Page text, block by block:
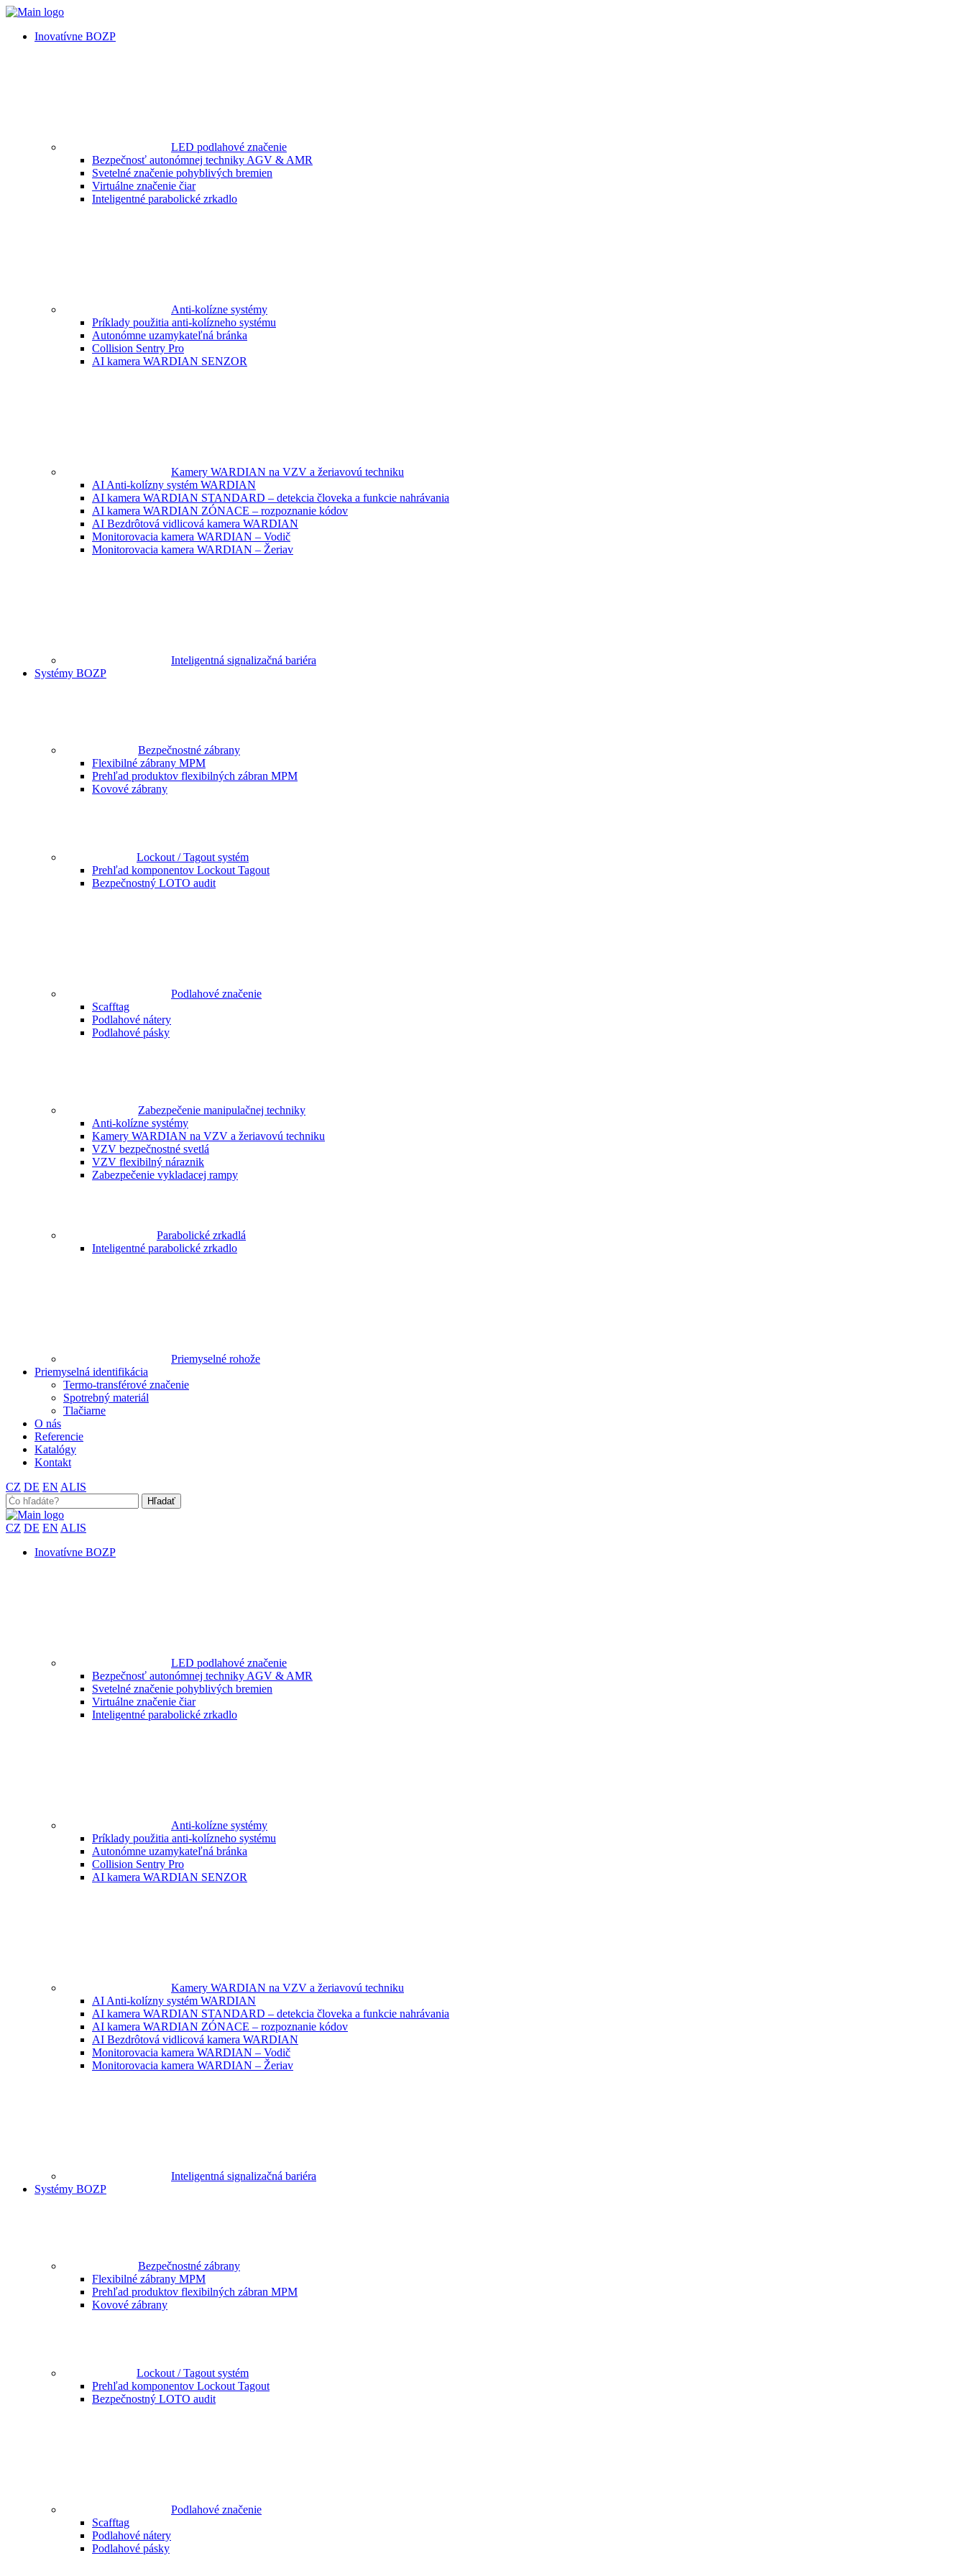
Inovatívne BOZP
LED podlahové značenie
Bezpečnosť autonómnej techniky AGV & AMR
Svetelné značenie pohyblivých bremien
Virtuálne značenie čiar
Inteligentné parabolické zrkadlo
Anti-kolízne systémy
Príklady použitia anti-kolízneho systému
Autonómne uzamykateľná bránka
Collision Sentry Pro
AI kamera WARDIAN SENZOR
Kamery WARDIAN na VZV a žeriavovú techniku
AI Anti-kolízny systém WARDIAN
AI kamera WARDIAN STANDARD – detekcia človeka a funkcie nahrávania
AI kamera WARDIAN ZÓNACE – rozpoznanie kódov
AI Bezdrôtová vidlicová kamera WARDIAN
Monitorovacia kamera WARDIAN – Vodič
Monitorovacia kamera WARDIAN – Žeriav
Inteligentná signalizačná bariéra
Systémy BOZP
Bezpečnostné zábrany
Flexibilné zábrany MPM
Prehľad produktov flexibilných zábran MPM
Kovové zábrany
Lockout / Tagout systém
Prehľad komponentov Lockout Tagout
Bezpečnostný LOTO audit
Podlahové značenie
Scafftag
Podlahové nátery
Podlahové pásky
Zabezpečenie manipulačnej techniky
Anti-kolízne systémy
Kamery WARDIAN na VZV a žeriavovú techniku
VZV bezpečnostné svetlá
VZV flexibilný náraznik
Zabezpečenie vykladacej rampy
Parabolické zrkadlá
Inteligentné parabolické zrkadlo
Priemyselné rohože
Priemyselná identifikácia
Termo-transférové značenie
Spotrebný materiál
Tlačiarne
O nás
Referencie
Katalógy
Kontakt
CZ DE EN ALIS
Search
for:
CZ DE EN ALIS
Inovatívne BOZP
LED podlahové značenie
Bezpečnosť autonómnej techniky AGV & AMR
Svetelné značenie pohyblivých bremien
Virtuálne značenie čiar
Inteligentné parabolické zrkadlo
Anti-kolízne systémy
Príklady použitia anti-kolízneho systému
Autonómne uzamykateľná bránka
Collision Sentry Pro
AI kamera WARDIAN SENZOR
Kamery WARDIAN na VZV a žeriavovú techniku
AI Anti-kolízny systém WARDIAN
AI kamera WARDIAN STANDARD – detekcia človeka a funkcie nahrávania
AI kamera WARDIAN ZÓNACE – rozpoznanie kódov
AI Bezdrôtová vidlicová kamera WARDIAN
Monitorovacia kamera WARDIAN – Vodič
Monitorovacia kamera WARDIAN – Žeriav
Inteligentná signalizačná bariéra
Systémy BOZP
Bezpečnostné zábrany
Flexibilné zábrany MPM
Prehľad produktov flexibilných zábran MPM
Kovové zábrany
Lockout / Tagout systém
Prehľad komponentov Lockout Tagout
Bezpečnostný LOTO audit
Podlahové značenie
Scafftag
Podlahové nátery
Podlahové pásky